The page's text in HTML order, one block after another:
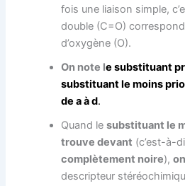
fois une liaison simple,
double (C=O)
d’oxygène (O).
On note le substituant
substituant le moins
de a à d.
Quand lesubstituant le
trouve devant (c’est-à-
complètement noire),
descripteur